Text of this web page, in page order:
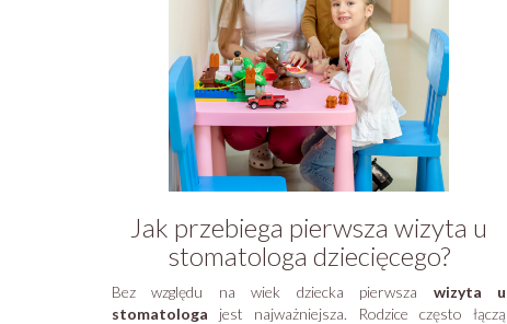
Jak przebiega pierwsza wizyta u
stomatologa dziecięcego?
Bez względu na wiek dziecka pierwsza wizyta u
stomatologa jest najważniejsza. Rodzice często łączą